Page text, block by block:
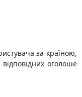
за країною,
оголоше